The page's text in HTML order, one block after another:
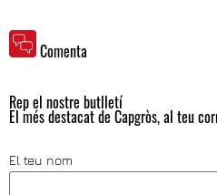
Comenta
Rep el nostre butlletí
El més destacat de Capgròs, al teu
El teu nom